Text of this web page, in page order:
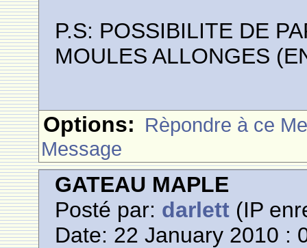
P.S: POSSIBILITE DE
MOULES ALLONGES
Options: Rèpondre à ce
Message
GATEAU MAPLE
Posté par: darlett (IP
Date: 22 January 2010 :